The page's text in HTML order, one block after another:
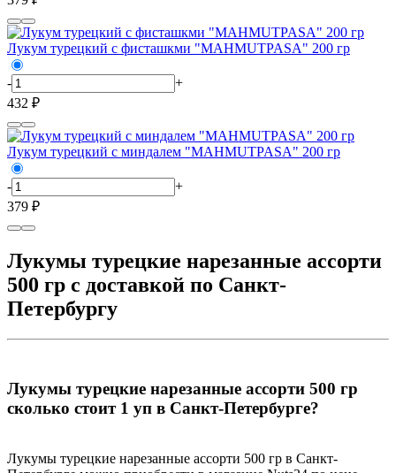
Лукум турецкий с фисташкми "MAHMUTPASA" 200 гр
-
+
432 ₽
Лукум турецкий с миндалем "MAHMUTPASA" 200 гр
-
+
379 ₽
Лукумы турецкие нарезанные ассорти
500 гр с доставкой по Санкт-
Петербургу
Лукумы турецкие нарезанные ассорти 500 гр
сколько стоит 1 уп в Санкт-Петербурге?
Лукумы турецкие нарезанные ассорти 500 гр в Санкт-